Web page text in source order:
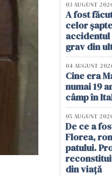
03 AUGUST
A fost
celor
grav din
04 AUGUST
Cine era
numai 19
câmp în
05 AUGUST
De ce a
Florea,
patului.
din viață